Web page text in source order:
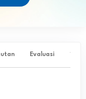
Evaluasi ✨